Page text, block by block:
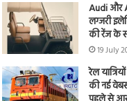
Audi और
लग्जरी
की रेंज के
19 July
रेल
की नई